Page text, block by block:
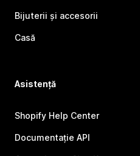
Bijuterii și accesorii
Casă
Asistență
Shopify Help Center
Documentație API